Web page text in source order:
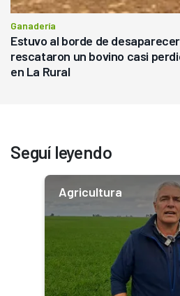
Ganadería
Estuvo al borde de
rescataron un bovino casi
en La Rural
Seguí leyendo
Agricultura